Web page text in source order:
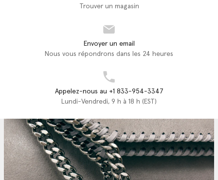
Trouver un magasin
Envoyer un email
Nous vous répondrons dans les 24 heures
Appelez-nous au +1 833-954-3347
Lundi-Vendredi, 9 h à 18 h (EST)